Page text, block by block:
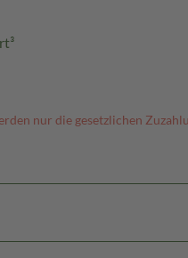
nur die gesetzlichen